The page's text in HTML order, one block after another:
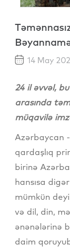
14 May
24 il əvvəl,
arasında
müqavilə
Azərbaycan
qardaşlıq
birinə
hansısa
mümkün
və dil, din,
ənənələrinə
daim